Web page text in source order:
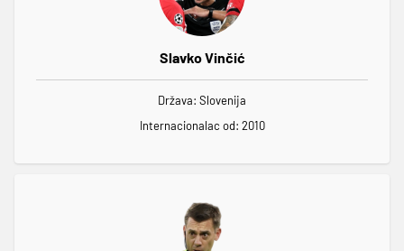
Slavko Vinčić
Država: Slovenija
Internacionalac od: 2010